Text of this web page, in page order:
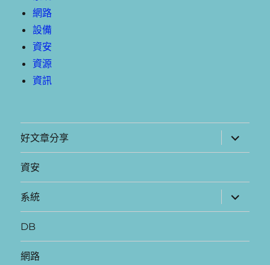
網路
設備
資安
資源
資訊
好文章分享
開
子
資安
系統
開
子
DB
網路